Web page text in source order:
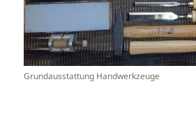
Grundausstattung Handwerkzeuge